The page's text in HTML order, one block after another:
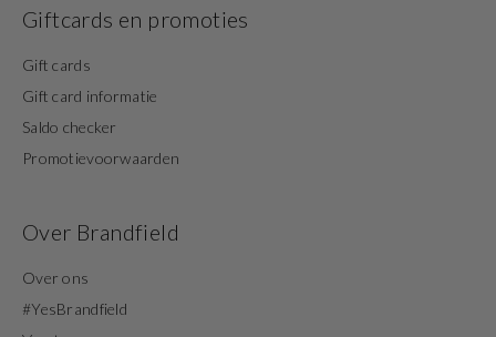
Giftcards en promoties
Gift cards
Gift card informatie
Saldo checker
Promotievoorwaarden
Over Brandfield
Over ons
#YesBrandfield